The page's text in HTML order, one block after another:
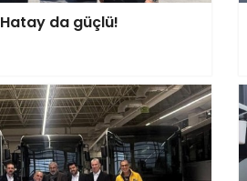
Hatay da güçlü!